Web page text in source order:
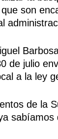
son
de julio
a la ley
de la